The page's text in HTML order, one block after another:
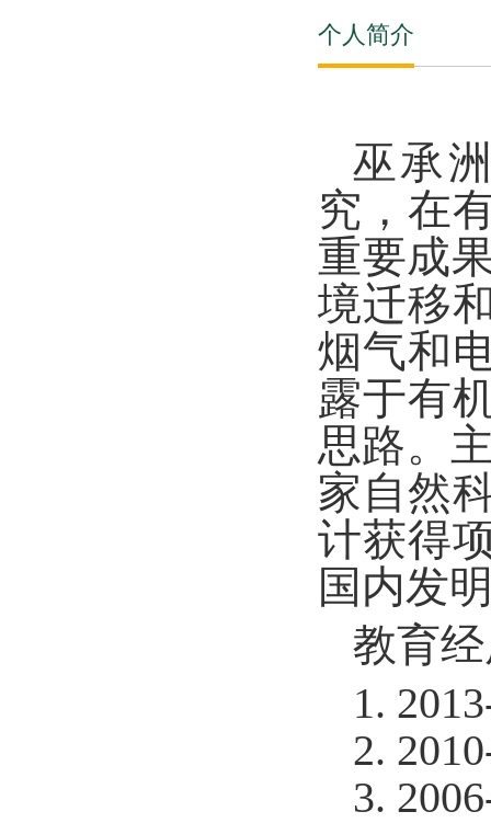
个人简介
巫承
究，在
重要成
境迁移
烟气和
露于有
思路。
家自然
计获得
国内发
教育
1. 2013
2. 2010
3. 2006